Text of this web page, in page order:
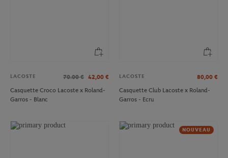
LACOSTE 70.00 € 42,00 €
Casquette Croco Lacoste x Roland-
Garros - Blanc
LACOSTE 80,00 €
Casquette Club Lacoste x Roland-
Garros - Ecru
NOUVEAU